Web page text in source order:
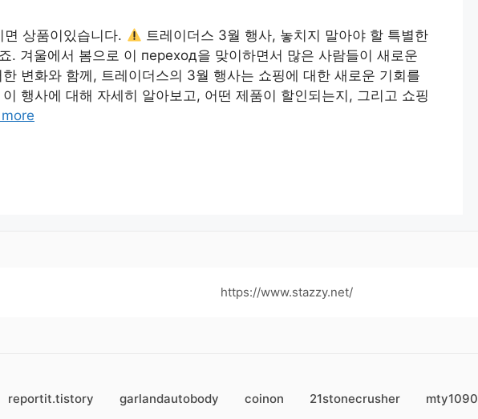
상품이있습니다.
트레이더스 3월 행사, 놓치지 말아야 할 특별한
. 겨울에서 봄으로 이 переход을 맞이하면서 많은 사람들이 새로운
변화와 함께, 트레이더스의 3월 행사는 쇼핑에 대한 새로운 기회를
행사에 대해 자세히 알아보고, 어떤 제품이 할인되는지, 그리고 쇼핑
https://www.stazzy.net/
reportit.tistory garlandautobody coinon 21stonecrusher mty1090